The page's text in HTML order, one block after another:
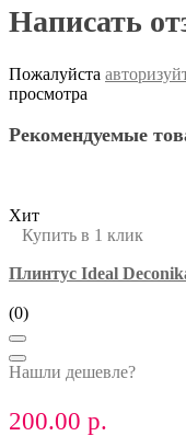
Написать
Пожалуйста
просмотра
Рекомендуемые
Хит
Купить в 1 клик
Плинтус Ideal
(0)
Нашли дешевле?
200.00 р.